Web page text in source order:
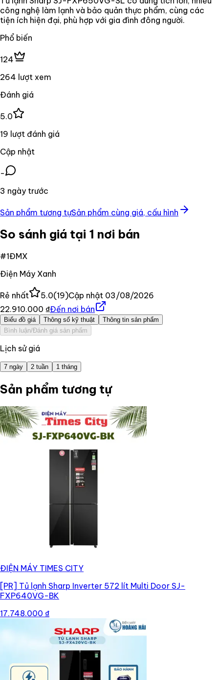
công nghệ làm lạnh và bảo quản thực phẩm, cùng các
tiện ích hiện đại, phù hợp với gia đình đông người.
Phổ biến
124
264 lượt xem
Đánh giá
5.0
19 lượt đánh giá
Cập nhật
-
3 ngày trước
Sản phẩm tương tựSản phẩm cùng giá, cấu hình
So sánh giá tại 1 nơi bán
#1ĐMX
Điện Máy Xanh
Rẻ nhất 5.0(19)Cập nhật 03/08/2026
22.910.000 ₫Đến nơi bán
Biểu đồ giá Thông số kỹ thuật
Thông tin sản phẩm
Bình luận/Đánh giá sản phẩm
Lịch sử giá
7 ngày 2 tuần 1 tháng
Sản phẩm tương tự
ĐIỆN MÁY TIMES CITY
[PR] Tủ lạnh Sharp Inverter 572 lít Multi Door SJ-
FXP640VG-BK
17.748.000 ₫